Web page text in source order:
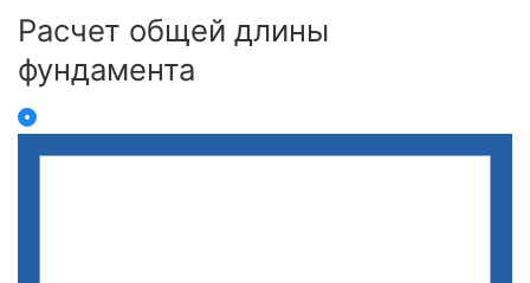
Расчет общей длины
фундамента